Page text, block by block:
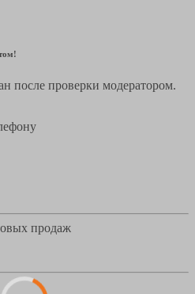
после проверки модератором.
продаж